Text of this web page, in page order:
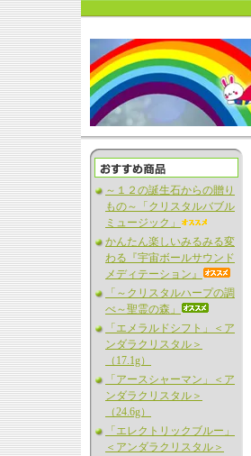
～１２の誕生石からの贈り
もの～「クリスタルバブル
ミュージック」
かんたん楽しいみるみる変
わる『宇宙ボールサウンド
メディテーション』
「～クリスタルハープの調
べ～聖霊の森」
「エメラルドシフト」＜ア
ンダラクリスタル＞
（17.1g）
「アースシャーマン」＜ア
ンダラクリスタル＞
（24.6g）
「エレクトリックブルー」
＜アンダラクリスタル＞